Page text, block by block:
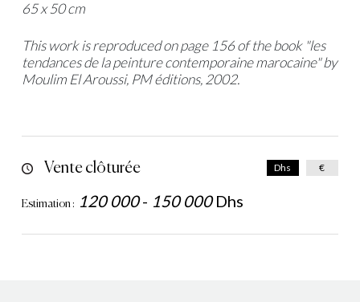
65 x 50 cm
This work is reproduced on page 156 of the book "les
tendances de la peinture contemporaine marocaine" by
Moulim El Aroussi, PM éditions, 2002.
Vente clôturée
Estimation : 120 000- 150 000 Dhs
Dhs €